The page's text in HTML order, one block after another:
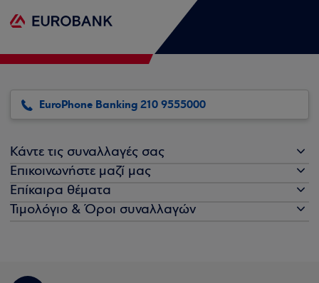
EuroPhone Banking 210 9555000
Κάντε τις συναλλαγές σας
Επικοινωνήστε μαζί μας
Επίκαιρα θέματα
Τιμολόγιο & Όροι συναλλαγών